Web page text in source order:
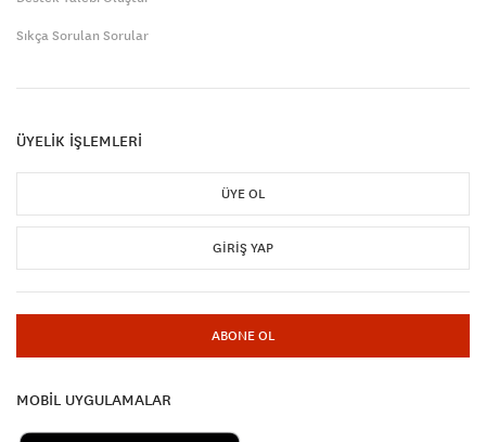
Sıkça Sorulan Sorular
ÜYELİK İŞLEMLERİ
ÜYE OL
GIRIŞ YAP
ABONE OL
MOBİL UYGULAMALAR